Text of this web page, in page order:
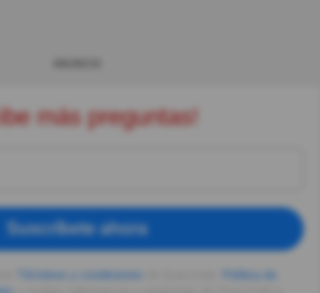
más preguntas!
Suscríbete ahora